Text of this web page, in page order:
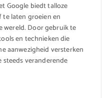
Google biedt talloze
laten groeien en
wereld. Door gebruik te
en technieken die
aanwezigheid versterken
veranderende